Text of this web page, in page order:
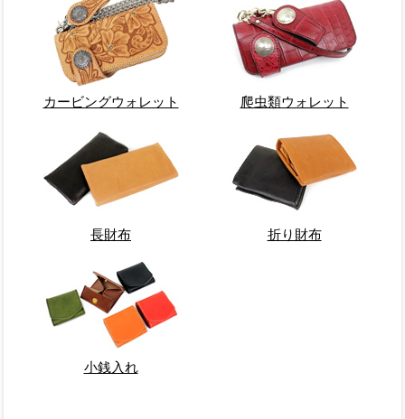
カービングウォレット 爬虫類ウォレット
長財布 折り財布
小銭入れ